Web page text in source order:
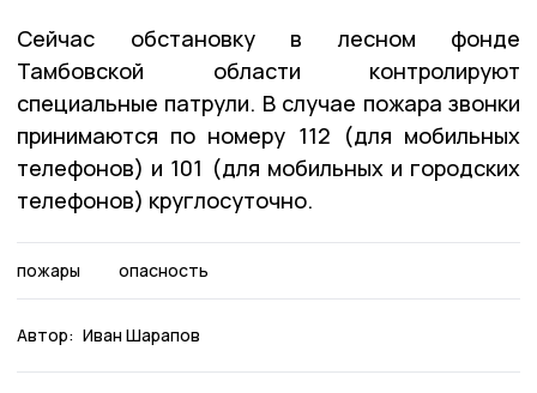
Сейчас обстановку в лесном фонде
Тамбовской области контролируют
специальные патрули. В случае пожара звонки
принимаются по номеру 112 (для мобильных
телефонов) и 101 (для мобильных и городских
телефонов) круглосуточно.
пожары опасность
Автор: Иван Шарапов